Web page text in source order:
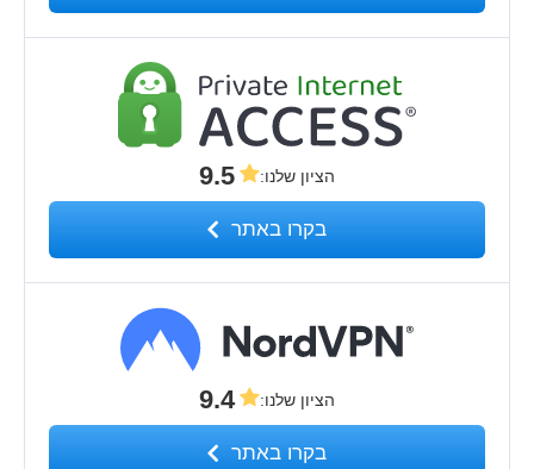
הציון שלנו:
9.5
בקרו באתר
הציון שלנו:
9.4
בקרו באתר